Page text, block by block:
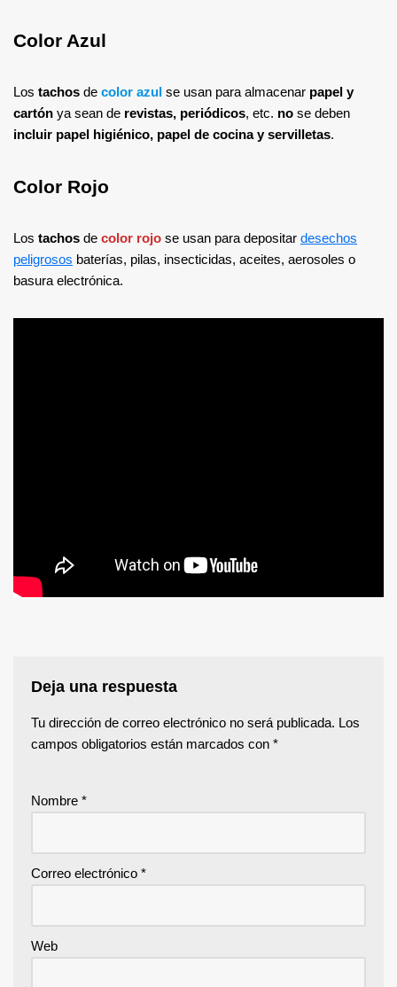
Color Azul
Los tachos de color azul se usan para almacenar papel y
cartón ya sean de revistas, periódicos, etc. no se deben
incluir papel higiénico, papel de cocina y servilletas.
Color Rojo
Los tachos de color rojo se usan para depositar desechos
peligrosos baterías, pilas, insecticidas, aceites, aerosoles o
basura electrónica.
Deja una respuesta
Tu dirección de correo electrónico no será publicada. Los
campos obligatorios están marcados con *
Nombre *
Correo electrónico *
Web